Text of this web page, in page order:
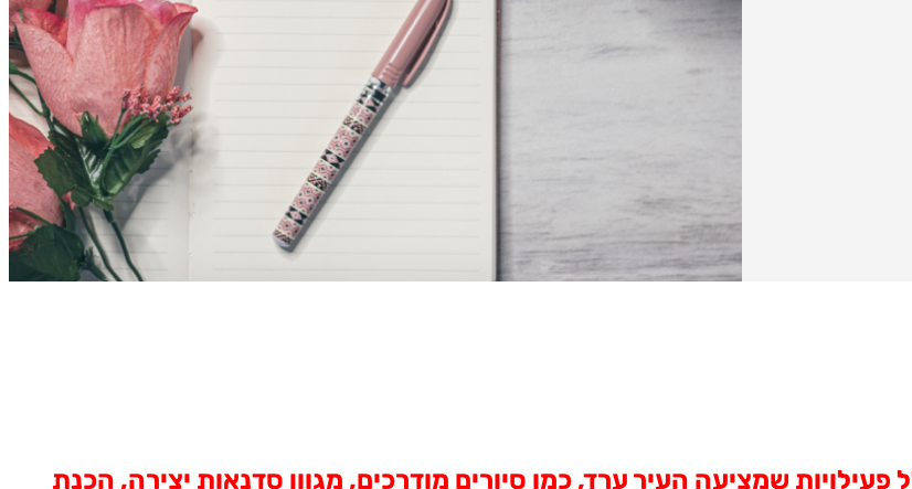
שמציעה העיר ערד, כמו סיורים מודרכים, מגוון סדנאות יצירה, הכנת